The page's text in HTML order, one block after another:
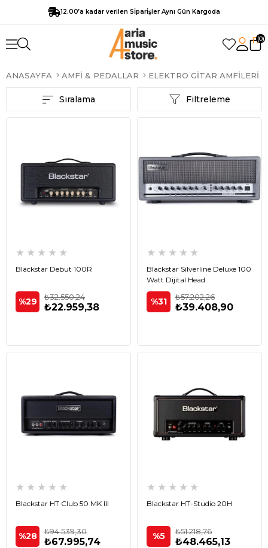
12.00’a kadar verilen Sİparİşler Aynı Gün Kargoda
0
ANASAYFA AMFI & PEDALLAR ELEKTRO GITAR AMFILERI
Filtreleme
Sıralama
★ ★ ★ ★ ★
Blackstar Debut 100R
%29 ₺22.959,38
₺32.550,24
★ ★ ★ ★ ★
Blackstar Silverline Deluxe 100
Watt Dijital Head
%31 ₺39.408,90
₺57.202,26
★ ★ ★ ★ ★
Blackstar HT Club 50 MK III
%28 ₺67.995,74
₺94.539,30
★ ★ ★ ★ ★
Blackstar HT-Studio 20H
%5 ₺48.465,13
₺51.218,76